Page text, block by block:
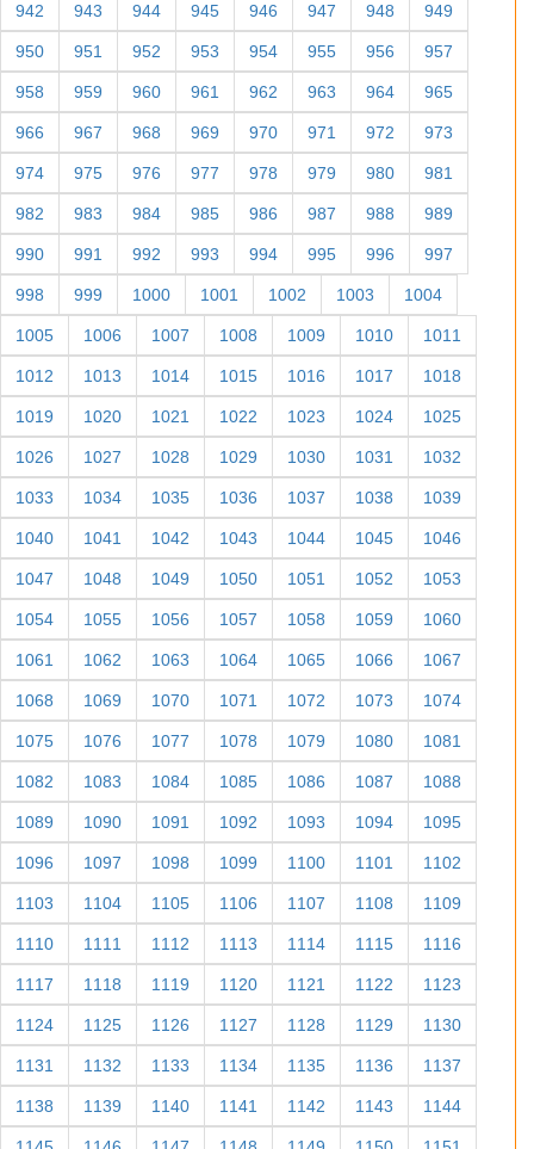
942 943 944 945 946 947 948 949
950 951 952 953 954 955 956 957
958 959 960 961 962 963 964 965
966 967 968 969 970 971 972 973
974 975 976 977 978 979 980 981
982 983 984 985 986 987 988 989
990 991 992 993 994 995 996 997
998 999 1000 1001 1002 1003 1004
1005 1006 1007 1008 1009 1010 1011
1012 1013 1014 1015 1016 1017 1018
1019 1020 1021 1022 1023 1024 1025
1026 1027 1028 1029 1030 1031 1032
1033 1034 1035 1036 1037 1038 1039
1040 1041 1042 1043 1044 1045 1046
1047 1048 1049 1050 1051 1052 1053
1054 1055 1056 1057 1058 1059 1060
1061 1062 1063 1064 1065 1066 1067
1068 1069 1070 1071 1072 1073 1074
1075 1076 1077 1078 1079 1080 1081
1082 1083 1084 1085 1086 1087 1088
1089 1090 1091 1092 1093 1094 1095
1096 1097 1098 1099 1100 1101 1102
1103 1104 1105 1106 1107 1108 1109
1110 1111 1112 1113 1114 1115 1116
1117 1118 1119 1120 1121 1122 1123
1124 1125 1126 1127 1128 1129 1130
1131 1132 1133 1134 1135 1136 1137
1138 1139 1140 1141 1142 1143 1144